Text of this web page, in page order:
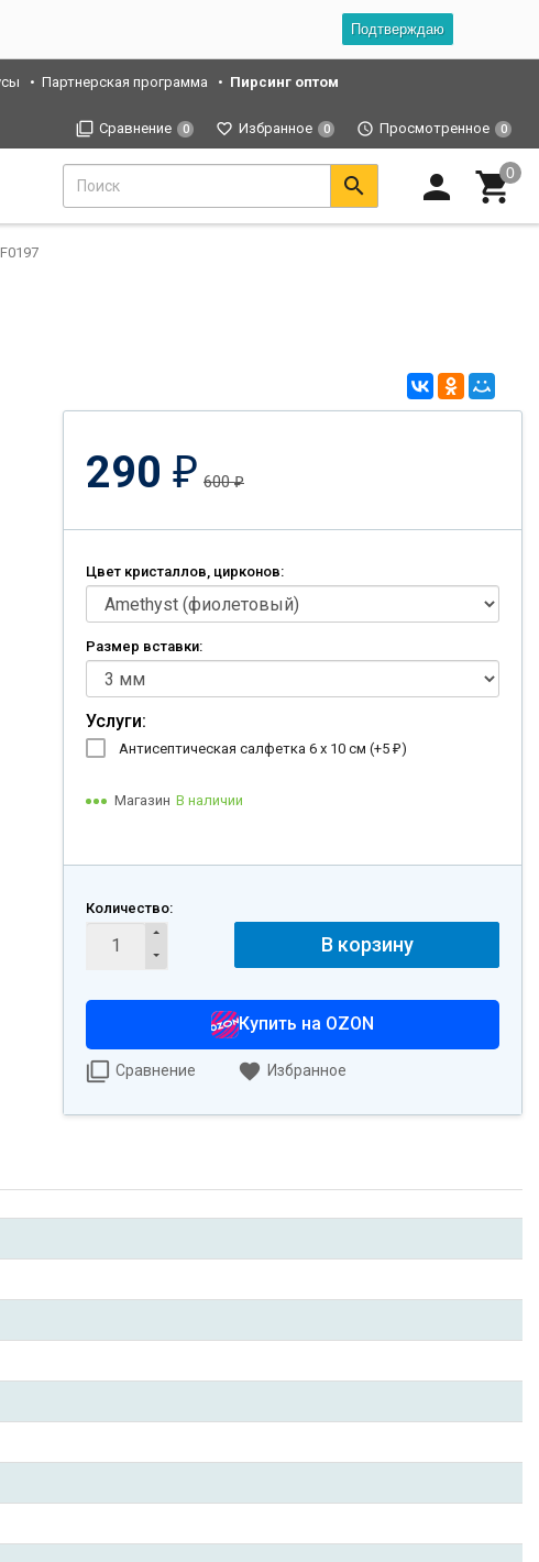
Подтверждаю
Партнерская программа Пирсинг оптом
Сравнение 0 Избранное 0 Просмотренное 0
290 ₽ 600₽
Цвет кристаллов, цирконов:
Размер вставки:
Услуги:
Антисептическая салфетка 6 х 10 см (+5 ₽)
Магазин В наличии
Количество:
В корзину
Купить на OZON
Сравнение Избранное